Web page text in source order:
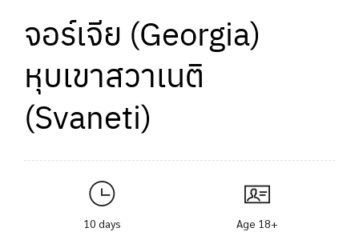
จอร์เจีย (Georgia)
หุบเขาสวาเนติ
(Svaneti)
10 days Age 18+